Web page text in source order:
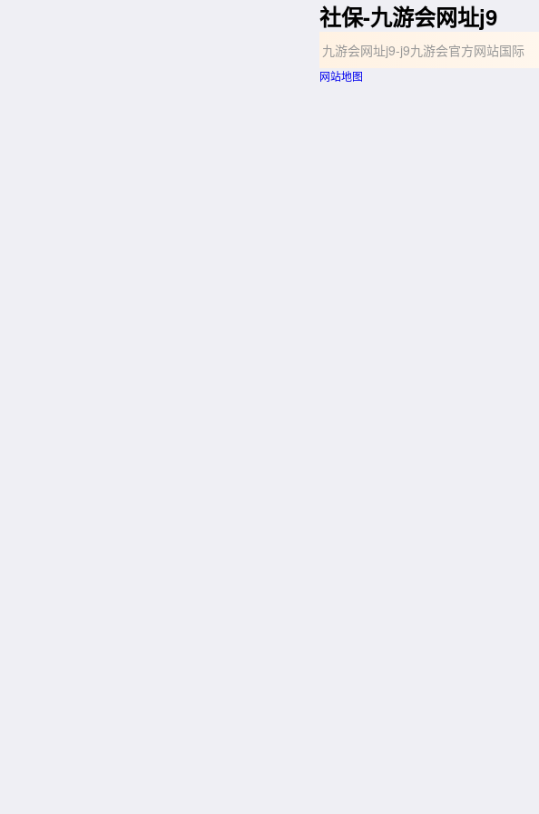
社保-九游会网址j9
九游会网址j9-j9九游会官方网站国际
网站地图